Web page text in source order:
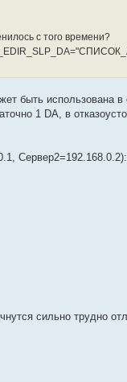
с того времени?
быть использована в
1 DA, в
Сервер2=192.168.0.2):
сильно трудно